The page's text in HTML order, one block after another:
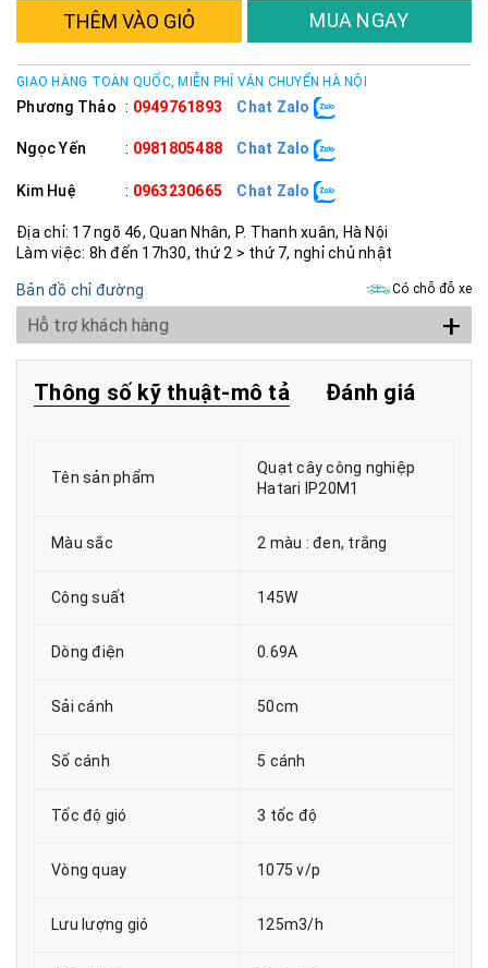
THÊM VÀO GIỎ MUA NGAY
GIAO HÀNG TOÀN QUỐC, MIỄN PHÍ VẬN CHUYỂN HÀ NỘI
Phương Thảo : 0949761893 Chat Zalo
Ngọc Yến : 0981805488 Chat Zalo
Kim Huệ : 0963230665 Chat Zalo
Địa chỉ: 17 ngõ 46, Quan Nhân, P. Thanh xuân, Hà Nội
Làm việc: 8h đến 17h30, thứ 2 > thứ 7, nghỉ chủ nhật
Bản đồ chỉ đường Có chỗ đỗ xe
Hỗ trợ khách hàng +
Thông số kỹ thuật-mô tả Đánh giá
Tên sản phẩm
Quạt cây công nghiệp
Hatari IP20M1
Màu sắc 2 màu : đen, trắng
Công suất 145W
Dòng điện 0.69A
Sải cánh 50cm
Số cánh 5 cánh
Tốc độ gió 3 tốc độ
Vòng quay 1075 v/p
Lưu lượng gió 125m3/h